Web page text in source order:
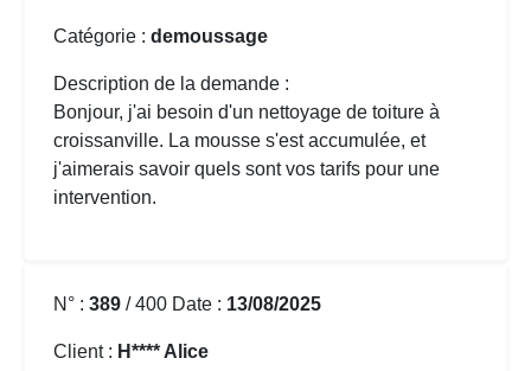
Catégorie : demoussage
Description de la demande :
Bonjour, j'ai besoin d'un nettoyage de toiture à
croissanville. La mousse s'est accumulée, et
j'aimerais savoir quels sont vos tarifs pour une
intervention.
N° : 389 / 400 Date : 13/08/2025
Client : H**** Alice